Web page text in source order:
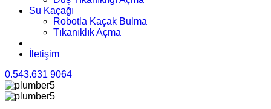
Su Kaçağı
Robotla Kaçak Bulma
Tıkanıklık Açma
İletişim
0.543.631 9064